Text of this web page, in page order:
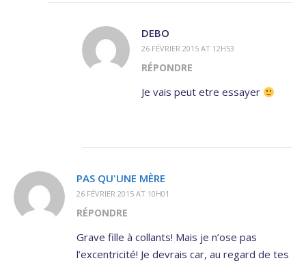
DEBO
26 FÉVRIER 2015 AT 12H53
RÉPONDRE
Je vais peut etre essayer
PAS QU'UNE MÈRE
26 FÉVRIER 2015 AT 10H01
RÉPONDRE
Grave fille à collants! Mais je n’ose pas
l’excentricité! Je devrais car, au regard de tes